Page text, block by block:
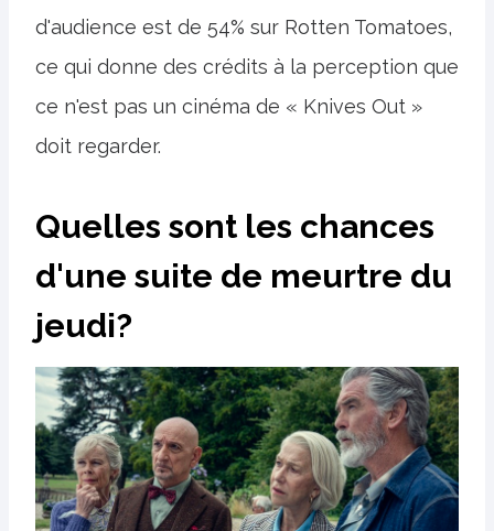
d'audience est de 54% sur Rotten Tomatoes,
ce qui donne des crédits à la perception que
ce n'est pas un cinéma de « Knives Out »
doit regarder.
Quelles sont les chances
d'une suite de meurtre du
jeudi?